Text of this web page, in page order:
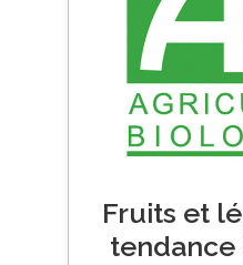
Fruits et
tendance